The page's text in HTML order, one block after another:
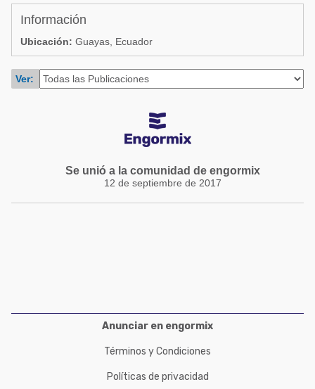
Mascotas
Comunidades en inglés
Acuacultura
Balanceados - Piensos
Comunidades en portugués
Información
Ubicación: Guayas, Ecuador
Ver:
Se unió a la comunidad de engormix
12 de septiembre de 2017
Anunciar en engormix
Términos y Condiciones
Políticas de privacidad